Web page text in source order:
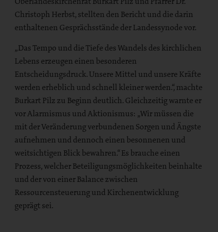
Christoph Herbst, stellten den Bericht und die darin
enthaltenen Gesprächsstände der Landessynode vor.
„Das Tempo und die Tiefe des Wandels des kirchlichen
Lebens erzeugen einen besonderen
Entscheidungsdruck. Unsere Mittel und unsere Kräfte
werden erheblich und schnell kleiner werden.“, machte
Burkart Pilz zu Beginn deutlich. Gleichzeitig warnte er
vor Alarmismus und Aktionismus: „Wir müssen die
mit der Veränderung verbundenen Sorgen und Ängste
aufnehmen und dennoch einen besonnenen und
weitsichtigen Blick bewahren.“ Es brauche einen
Prozess, welcher Beteiligungsmöglichkeiten beinhalte
und der von einer Balance zwischen
Ressourcensteuerung und Kirchenentwicklung
geprägt sei.